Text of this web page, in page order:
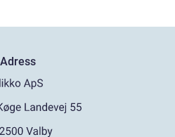
Adress